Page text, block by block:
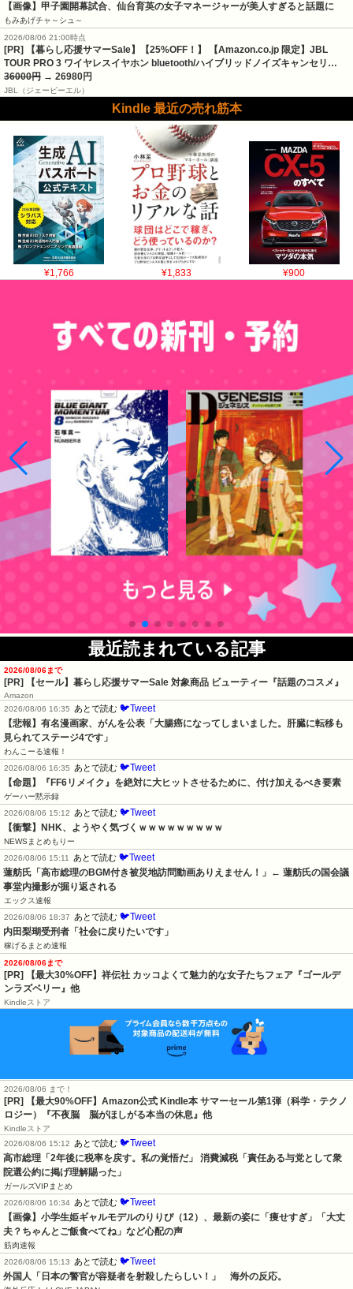
【画像】甲子園開幕試合、仙台育英の女子マネージャーが美人すぎると話題に
もみあげチャ～シュ～
2026/08/06 21:00時点
[PR] 【暮らし応援サマーSale】【25%OFF！】 【Amazon.co.jp 限定】JBL
TOUR PRO 3 ワイヤレスイヤホン bluetooth/ハイブリッドノイズキャンセリ…
36000円 → 26980円
JBL（ジェービーエル）
Kindle 最近の売れ筋本
¥1,766 ¥1,833 ¥900
最近読まれている記事
2026/08/06まで
[PR] 【セール】暮らし応援サマーSale 対象商品 ビューティー『話題のコスメ』
Amazon
2026/08/06 16:35
あとで読む 🐦Tweet
【悲報】有名漫画家、がんを公表「大腸癌になってしまいました。肝臓に転移も
見られてステージ4です」
わんこーる速報！
2026/08/06 16:35
あとで読む 🐦Tweet
【命題】『FF6リメイク』を絶対に大ヒットさせるために、付け加えるべき要素
ゲーハー黙示録
2026/08/06 15:12
あとで読む 🐦Tweet
【衝撃】NHK、ようやく気づくｗｗｗｗｗｗｗｗｗ
NEWSまとめもりー
2026/08/06 15:11
あとで読む 🐦Tweet
蓮舫氏「高市総理のBGM付き被災地訪問動画ありえません！」← 蓮舫氏の国会議
事堂内撮影が掘り返される
エックス速報
2026/08/06 18:37
あとで読む 🐦Tweet
内田梨瑚受刑者「社会に戻りたいです」
稼げるまとめ速報
2026/08/06まで
[PR] 【最大30%OFF】祥伝社 カッコよくて魅力的な女子たちフェア『ゴールデ
ンラズベリー』他
Kindleストア
2026/08/06 まで！
[PR]
【最大90%OFF】Amazon公式 Kindle本 サマーセール第1弾（科学・テクノ
ロジー）『不夜脳 脳がほしがる本当の休息』他
Kindleストア
2026/08/06 15:12
あとで読む 🐦Tweet
高市総理「2年後に税率を戻す。私の覚悟だ」 消費減税「責任ある与党として衆
院選公約に掲げ理解賜った」
ガールズVIPまとめ
2026/08/06 16:34 あとで読む 🐦Tweet
【画像】小学生姫ギャルモデルのりりぴ（12）、最新の姿に「痩せすぎ」「大丈
夫？ちゃんとご飯食べてね」など心配の声
筋肉速報
2026/08/06 15:13
あとで読む 🐦Tweet
外国人「日本の警官が容疑者を射殺したらしい！」　海外の反応。